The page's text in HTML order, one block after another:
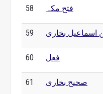
58 فتح مکہ
59 اسماعیل بخاری
60 فعل
61 صحیح بخاری